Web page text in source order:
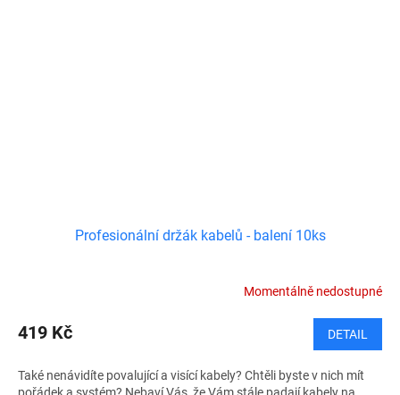
Profesionální držák kabelů - balení 10ks
Momentálně nedostupné
419 Kč DETAIL
Také nenávidíte povalující a visící kabely? Chtěli byste v nich mít
pořádek a systém? Nebaví Vás, že Vám stále padají kabely na